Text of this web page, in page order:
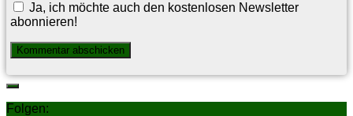
Ja, ich möchte auch den kostenlosen Newsletter
abonnieren!
Folgen: